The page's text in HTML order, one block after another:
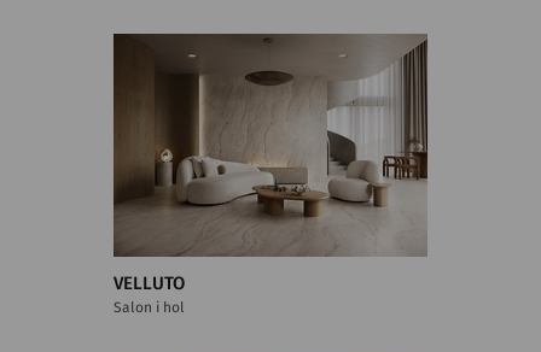
VELLUTO
Salon i hol